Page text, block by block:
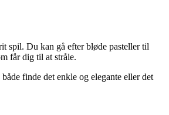
spil. Du kan gå efter bløde pasteller til
får dig til at stråle.
finde det enkle og elegante eller det